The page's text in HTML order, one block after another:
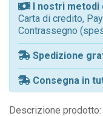
I nostri
Carta di credito,
Contrassegno
Spedizione
Consegna in
Descrizione prodotto: